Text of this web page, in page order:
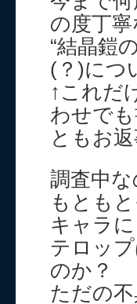
の度丁
“結晶鎧
(？)につ
↑これだ
わせで
ともお
調査中な
もとも
キャラ
テロッ
のか？
ただの